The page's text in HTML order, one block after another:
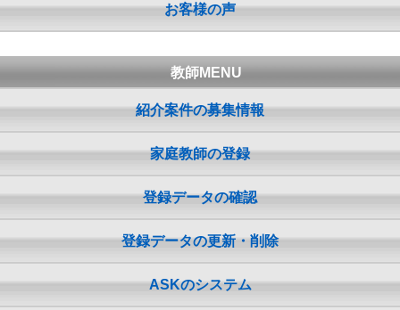
お客様の声
教師MENU
紹介案件の募集情報
家庭教師の登録
登録データの確認
登録データの更新・削除
ASKのシステム